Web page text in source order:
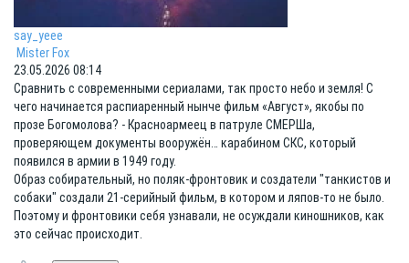
say_yeee
Mister Fox
23.05.2026 08:14
Сравнить с современными сериалами, так просто небо и земля! С
чего начинается распиаренный нынче фильм «Август», якобы по
прозе Богомолова? - Красноармеец в патруле СМЕРШа,
проверяющем документы вооружён… карабином СКС, который
появился в армии в 1949 году.
Образ собирательный, но поляк-фронтовик и создатели "танкистов и
собаки" создали 21-серийный фильм, в котором и ляпов-то не было.
Поэтому и фронтовики себя узнавали, не осуждали киношников, как
это сейчас происходит.